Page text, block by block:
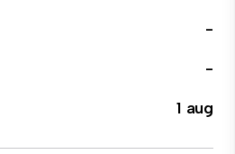
-
-
1 aug